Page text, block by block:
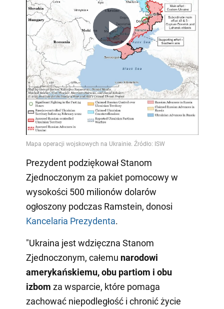
Play
Video
Prezydent podziękował Stanom
Zjednoczonym za pakiet pomocowy w
wysokości 500 milionów dolarów
ogłoszony podczas Ramstein, donosi
Kancelaria Prezydenta.
"Ukraina jest wdzięczna Stanom
Zjednoczonym, całemu narodowi
amerykańskiemu, obu partiom i obu
izbom za wsparcie, które pomaga
zachować niepodległość i chronić życie